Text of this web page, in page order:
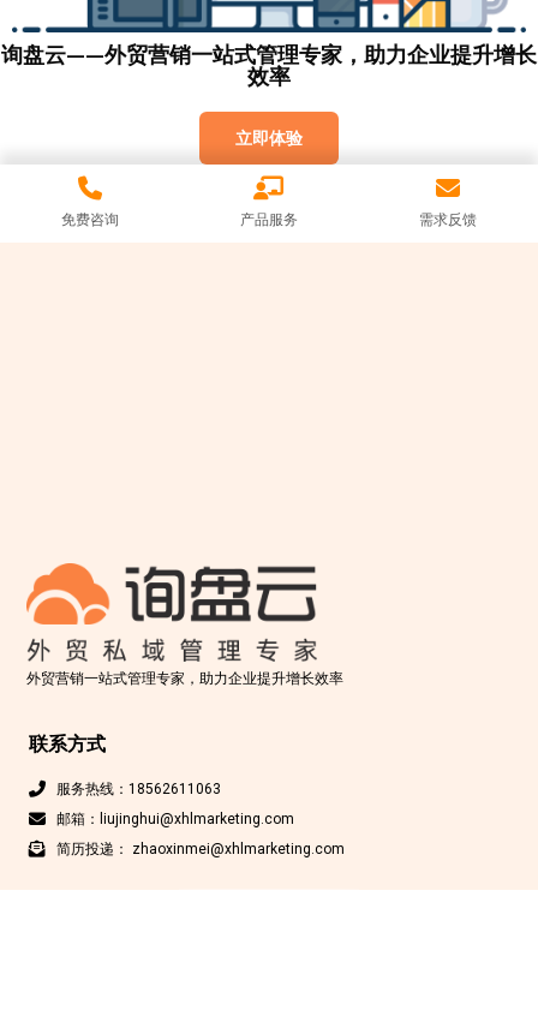
询盘云——外贸营销一站式管理专家，助力企业提升增长
效率
立即体验
免费咨询 产品服务 需求反馈
外贸营销一站式管理专家，助力企业提升增长效率
联系方式
服务热线：18562611063
邮箱：liujinghui@xhlmarketing.com
简历投递： zhaoxinmei@xhlmarketing.com